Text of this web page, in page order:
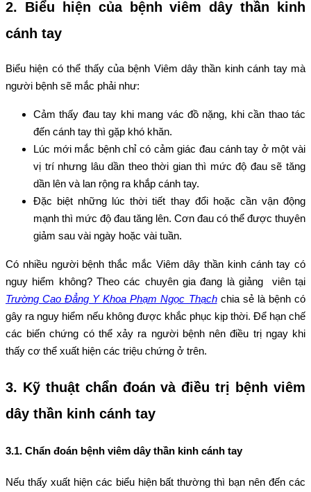
2. Biểu hiện của bệnh viêm dây thần kinh
cánh tay
Biểu hiện có thể thấy của bệnh Viêm dây thần kinh cánh tay mà
người bệnh sẽ mắc phải như:
Cảm thấy đau tay khi mang vác đồ nặng, khi cần thao tác
đến cánh tay thì gặp khó khăn.
Lúc mới mắc bệnh chỉ có cảm giác đau cánh tay ở một vài
vị trí nhưng lâu dần theo thời gian thì mức độ đau sẽ tăng
dần lên và lan rộng ra khắp cánh tay.
Đặc biệt những lúc thời tiết thay đổi hoặc cần vận động
mạnh thì mức độ đau tăng lên. Cơn đau có thể được thuyên
giảm sau vài ngày hoặc vài tuần.
Có nhiều người bệnh thắc mắc Viêm dây thần kinh cánh tay có
nguy hiểm không? Theo các chuyên gia đang là giảng viên tại
Trường Cao Đẳng Y Khoa Phạm Ngọc Thạchchia sẻ là bệnh có
gây ra nguy hiểm nếu không được khắc phục kịp thời. Để hạn chế
các biến chứng có thể xảy ra người bệnh nên điều trị ngay khi
thấy cơ thể xuất hiện các triệu chứng ở trên.
3. Kỹ thuật chẩn đoán và điều trị bệnh viêm
dây thần kinh cánh tay
3.1. Chẩn đoán bệnh viêm dây thần kinh cánh tay
Nếu thấy xuất hiện các biểu hiện bất thường thì bạn nên đến các